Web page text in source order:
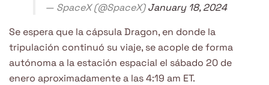
— SpaceX (@SpaceX)January 18, 2024
Se espera que la cápsula Dragon, en donde la
tripulación continuó su viaje, se acople de forma
autónoma a la estación espacial el sábado 20 de
enero aproximadamente a las 4:19 am ET.